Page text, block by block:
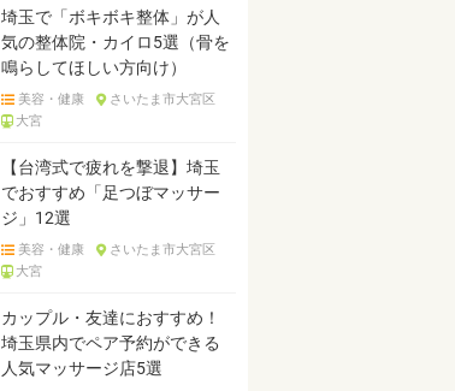
埼玉で「ボキボキ整体」が人
気の整体院・カイロ5選（骨を
鳴らしてほしい方向け）
美容・健康
さいたま市大宮区
大宮
【台湾式で疲れを撃退】埼玉
でおすすめ「足つぼマッサー
ジ」12選
美容・健康
さいたま市大宮区
大宮
カップル・友達におすすめ！
埼玉県内でペア予約ができる
人気マッサージ店5選